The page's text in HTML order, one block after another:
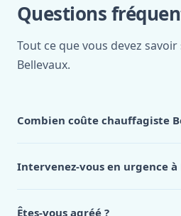
Questions
Tout ce que vous devez
Bellevaux.
Combien coûte chauffagiste
Bellevaux, appelez le 0472 53 24
Intervenez-vous en urgence à
Êtes-vous agréé ?